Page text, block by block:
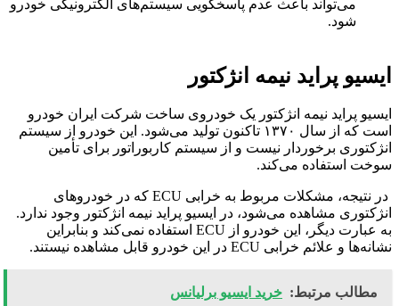
می‌تواند باعث عدم پاسخگویی سیستم‌های الکترونیکی خودرو
شود.
ایسیو پراید نیمه انژکتور
ایسیو پراید نیمه انژکتور یک خودروی ساخت شرکت ایران خودرو
است که از سال ۱۳۷۰ تاکنون تولید می‌شود. این خودرو از سیستم
انژکتوری برخوردار نیست و از سیستم کاربوراتور برای تأمین
سوخت استفاده می‌کند.
در نتیجه، مشکلات مربوط به خرابی ECU که در خودروهای
انژکتوری مشاهده می‌شود، در ایسیو پراید نیمه انژکتور وجود ندارد.
به عبارت دیگر، این خودرو از ECU استفاده نمی‌کند و بنابراین
نشانه‌ها و علائم خرابی ECU در این خودرو قابل مشاهده نیستند.
مطالب مرتبط: خرید ایسیو برلیانس